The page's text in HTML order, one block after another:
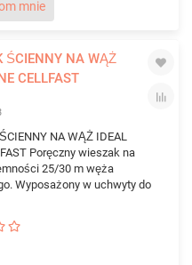
mnie
ŚCIENNY NA WĄŻ
CELLFAST
NA WĄŻ IDEAL
Poręczny wieszak na
25/30 m węża
Wyposażony w uchwyty do